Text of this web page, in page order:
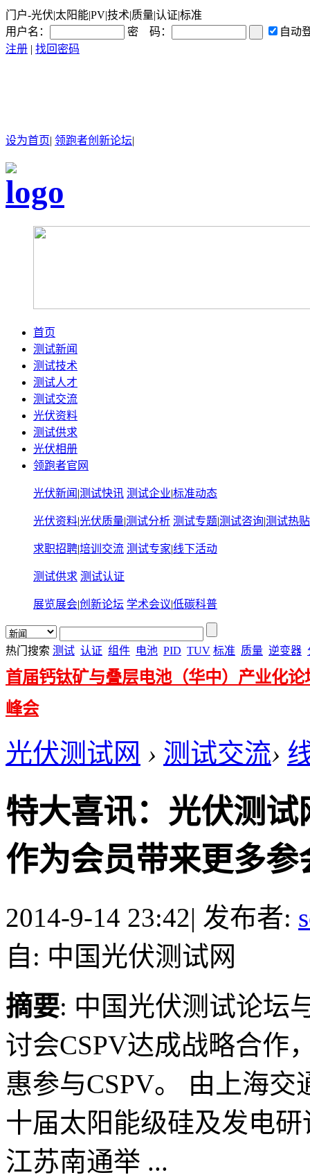
门户-光伏|太阳能|PV|技术|质量|认证|标准
用户名：
密 码：
自动
注册 | 找回密码
设为首页| 领跑者创新论坛|
首页
测试新闻
测试技术
测试人才
测试交流
光伏资料
测试供求
光伏相册
领跑者官网
光伏新闻 |测试快讯 测试企业|标准动态
光伏资料|光伏质量|测试分析 测试专题|测试咨询|测试热贴
求职招聘|培训交流 测试专家|线下活动
测试供求 测试认证
展览展会|创新论坛 学术会议|低碳科普
热门搜索 测试 认证 组件 电池 PID TUV 标准 质量 逆变器
首届钙钛矿与叠层电池（华中）产业化论
峰会
光伏测试网 › 测试交流›
特大喜讯：光伏测
作为会员带来更多参
2014-9-14 23:42| 发布者:
自: 中国光伏测试网
摘要: 中国光伏测试论坛
讨会CSPV达成战略合作
惠参与CSPV。 由上海
十届太阳能级硅及发电
江苏南通举 ...